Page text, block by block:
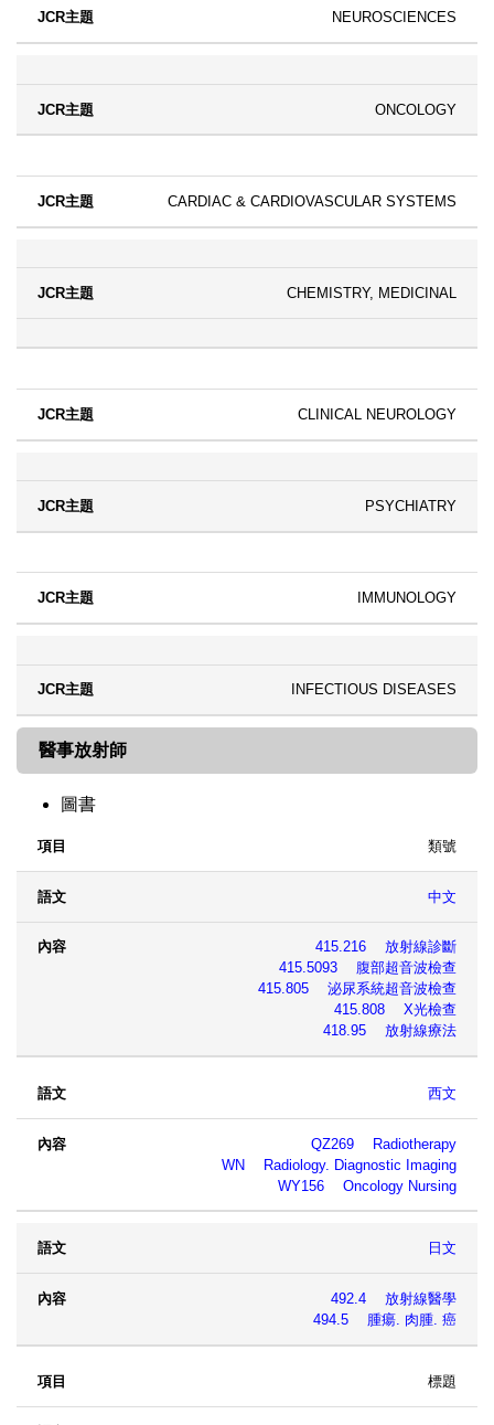
NEUROSCIENCES
ONCOLOGY
CARDIAC & CARDIOVASCULAR SYSTEMS
CHEMISTRY, MEDICINAL
CLINICAL NEUROLOGY
PSYCHIATRY
IMMUNOLOGY
INFECTIOUS DISEASES
醫事放射師
圖書
項目 類號
中文
415.216 放射線診斷
415.5093 腹部超音波檢查
415.805 泌尿系統超音波檢查
415.808 X光檢查
418.95 放射線療法
西文
QZ269 Radiotherapy
WN Radiology. Diagnostic Imaging
WY156 Oncology Nursing
日文
492.4 放射線醫學
494.5 腫瘍. 肉腫. 癌
標題